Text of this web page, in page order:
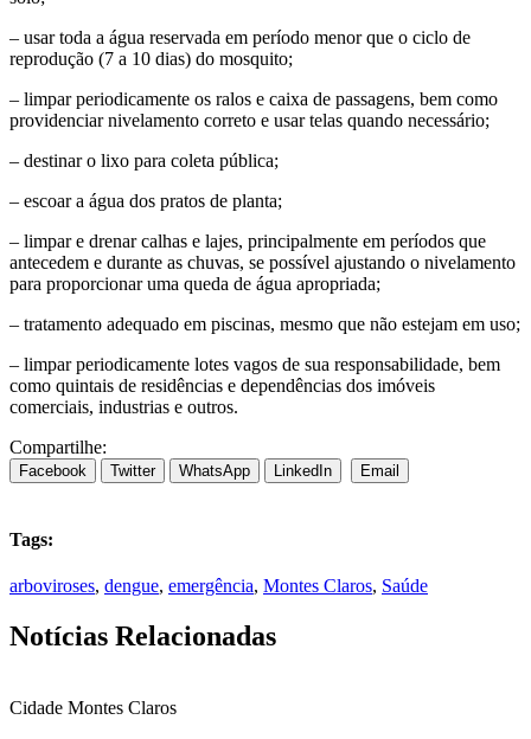
– usar toda a água reservada em período menor que o ciclo de
reprodução (7 a 10 dias) do mosquito;
– limpar periodicamente os ralos e caixa de passagens, bem como
providenciar nivelamento correto e usar telas quando necessário;
– destinar o lixo para coleta pública;
– escoar a água dos pratos de planta;
– limpar e drenar calhas e lajes, principalmente em períodos que
antecedem e durante as chuvas, se possível ajustando o nivelamento
para proporcionar uma queda de água apropriada;
– tratamento adequado em piscinas, mesmo que não estejam em uso;
– limpar periodicamente lotes vagos de sua responsabilidade, bem
como quintais de residências e dependências dos imóveis
comerciais, industrias e outros.
Compartilhe:
Facebook Twitter WhatsApp LinkedIn Email
Tags:
arboviroses, dengue, emergência, Montes Claros, Saúde
Notícias Relacionadas
Cidade Montes Claros